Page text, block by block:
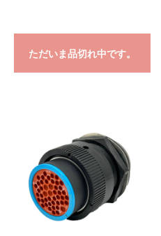
ただいま品切れ中です。